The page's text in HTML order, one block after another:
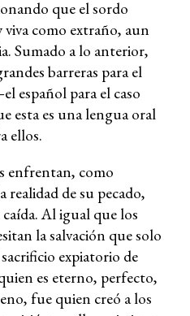
que el sordo
como extraño, aun
Sumado a lo anterior,
barreras para el
español para el caso
esta es una lengua oral
ellos.
enfrentan, como
realidad de su pecado,
Al igual que los
la salvación que solo
expiatorio de
es eterno, perfecto,
fue quien creó a los